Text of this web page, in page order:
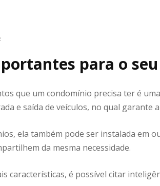
para o
que um condomínio precisa ter é uma
e saída de veículos, no qual garante
ela também pode ser instalada em
da mesma necessidade.
características, é possível citar